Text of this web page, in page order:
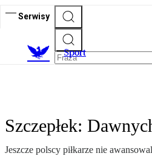
Serwisy
Sport
Szczepłek:
Jeszcze polscy piłkarze nie